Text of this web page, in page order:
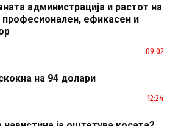
администрација и растот на
ефикасен и
09:02
на 94 долари
12:24